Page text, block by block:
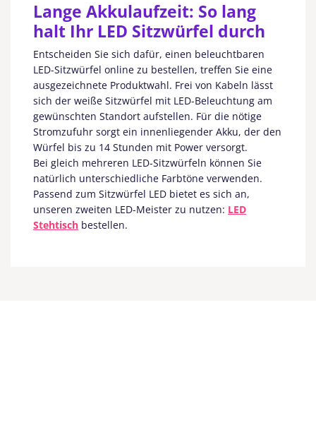
Lange Akkulaufzeit: So lang
halt Ihr LED Sitzwürfel durch
Entscheiden Sie sich dafür, einen beleuchtbaren
LED-Sitzwürfel online zu bestellen, treffen Sie eine
ausgezeichnete Produktwahl. Frei von Kabeln lässt
sich der weiße Sitzwürfel mit LED-Beleuchtung am
gewünschten Standort aufstellen. Für die nötige
Stromzufuhr sorgt ein innenliegender Akku, der den
Würfel bis zu 14 Stunden mit Power versorgt.
Bei gleich mehreren LED-Sitzwürfeln können Sie
natürlich unterschiedliche Farbtöne verwenden.
Passend zum Sitzwürfel LED bietet es sich an,
unseren zweiten LED-Meister zu nutzen: LED
Stehtisch bestellen.